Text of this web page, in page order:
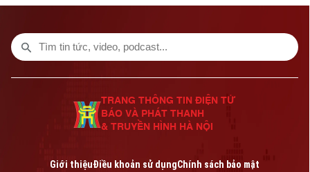
phép số: Số 63/GP-TTDT, cấp ngày 10/05/2023
TRANG THÔNG TIN ĐIỆN TỬ
BÁO VÀ PHÁT THANH
& TRUYỀN HÌNH HÀ NỘI
Giới thiệuĐiều khoản sử dụngChính sách bảo mật